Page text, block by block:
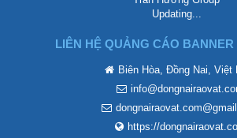
Updating...
LIÊN HỆ QUẢNG CÁO BANNER
Biên Hòa, Đồng Nai, Việt
https://